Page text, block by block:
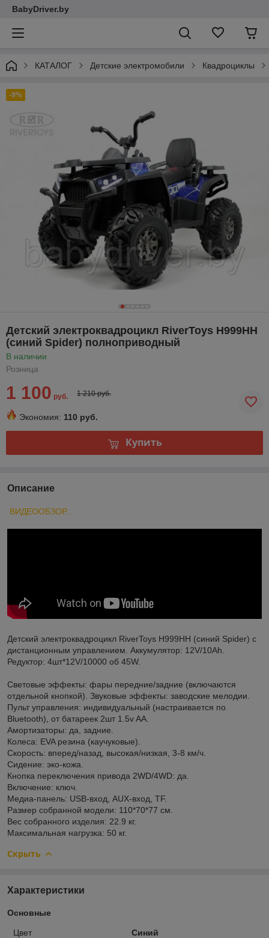
BabyDriver.by
КАТАЛОГ Детские электромобили Квадроциклы
-9%
Детский электроквадроцикл RiverToys H999HH
(синий Spider) полноприводный
В наличии
Розница
1 100 руб. 1 210 руб.
Экономия: 110 руб.
Купить
Описание
ВИДЕООБЗОР...
Детский электроквадроцикл RiverToys H999HH (синий Spider) с
дистанционным управлением. Аккумулятор: 12V/10Ah.
Редуктор: 4шт*12V/10000 об 45W.
Световые эффекты: фары передние/задние (включаются
отдельной кнопкой). Звуковые эффекты: заводские мелодии.
Пульт управления: индивидуальный (настраивается по
Bluetooth), от батареек 2шт 1.5v AA.
Амортизаторы: да, задние.
Колеса: EVA резина (каучуковые).
Скорость: вперед/назад, высокая/низкая, 3-8 км/ч.
Сидение: эко-кожа.
Кнопка переключения привода 2WD/4WD: да.
Включение: ключ.
Медиа-панель: USB-вход, AUX-вход, TF.
Размер собранной модели: 110*70*77 см.
Вес собранного изделия: 22.9 кг.
Максимальная нагрузка: 50 кг.
Скрыть
Характеристики
Основные
Цвет Синий